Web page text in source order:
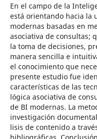
En el campo de la
está orientando hacia la
modernas basadas en
asociativa de consultas;
la toma de decisiones,
manera sencilla e
el conocimiento que
presente estudio fue
características de las
lógica asociativa de
de BI modernas. La
investigación
lisis de contenido a